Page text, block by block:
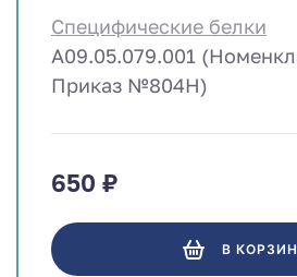
Специфические белки
A09.05.079.001
Приказ №804Н)
650 ₽
В